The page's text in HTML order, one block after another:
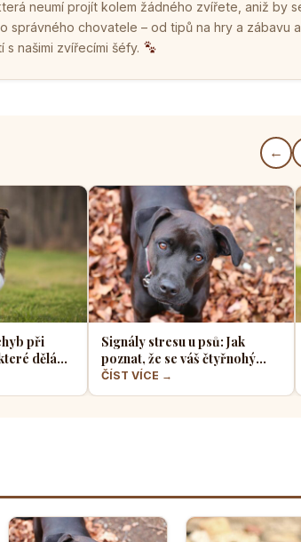
neumí projít kolem žádného zvířete, aniž by
správného chovatele – od tipů na hry a zábavu
našimi zvířecími šéfy.
←
při
dělá
Signály stresu u psů: Jak
poznat, že se váš čtyřnohý
přítel necítí komfortně
ČÍST VÍCE →